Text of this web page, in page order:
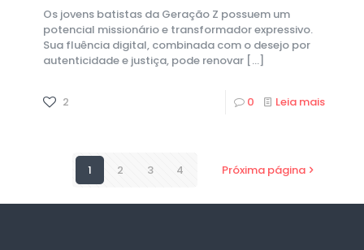
Os jovens batistas da Geração Z possuem um
potencial missionário e transformador expressivo.
Sua fluência digital, combinada com o desejo por
autenticidade e justiça, pode renovar […]
2 0 Leia mais
1 2 3 4 Próxima página